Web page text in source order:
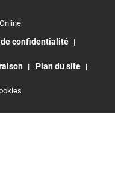
confidentialité
Plan du site